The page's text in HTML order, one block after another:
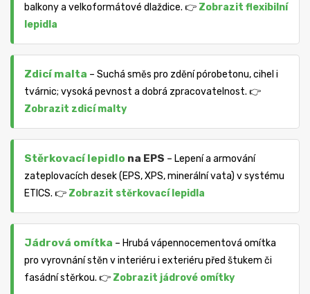
balkony a velkoformátové dlaždice. 👉 Zobrazit flexibilní
lepidla
Zdicí malta – Suchá směs pro zdění pórobetonu, cihel i
tvárnic; vysoká pevnost a dobrá zpracovatelnost. 👉
Zobrazit zdicí malty
Stěrkovací lepidlo na EPS – Lepení a armování
zateplovacích desek (EPS, XPS, minerální vata) v systému
ETICS. 👉 Zobrazit stěrkovací lepidla
Jádrová omítka – Hrubá vápennocementová omítka
pro vyrovnání stěn v interiéru i exteriéru před štukem či
fasádní stěrkou. 👉 Zobrazit jádrové omítky